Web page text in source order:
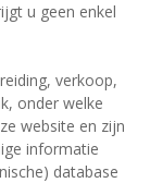
u geen enkel
verkoop,
onder welke
website en zijn
informatie
database